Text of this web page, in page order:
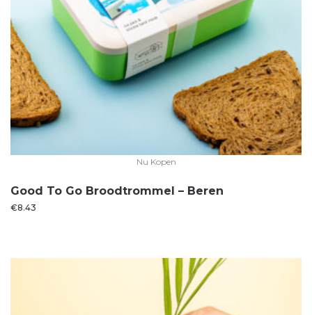
Nu Kopen
Good To Go Broodtrommel – Beren
€8.43